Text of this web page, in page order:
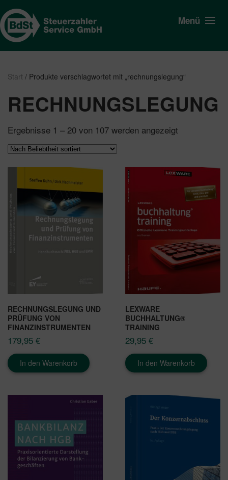
Menü
Start / Produkte verschlagwortet mit „rechnungslegung“
RECHNUNGSLEGUNG
Ergebnisse 1 – 20 von 107 werden angezeigt
RECHNUNGSLEGUNG UND
PRÜFUNG VON
FINANZINSTRUMENTEN
179,95 €
In den Warenkorb
LEXWARE
BUCHHALTUNG®
TRAINING
29,95 €
In den Warenkorb